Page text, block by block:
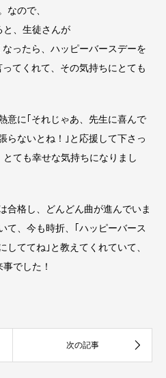
なので、
と、生徒さんが
なったら、ハッピーバースデーを
てくれて、その気持ちにとても
意に｢それじゃあ、先生に喜んで
らないとね！｣と応援して下さっ
ても幸せな気持ちになりまし
合格し、どんどん曲が進んでいま
て、今も時折、｢ハッピーバース
ててね｣と教えてくれていて、
でした！